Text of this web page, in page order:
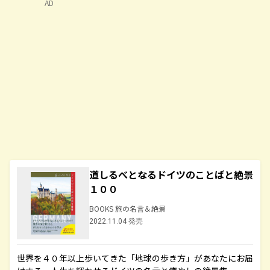
道しるべとなるドイツのことばと絶景
１００
BOOKS 旅の名言＆絶景
2022.11.04 発売
世界を４０年以上歩いてきた「地球の歩き方」があなたにお届
AD